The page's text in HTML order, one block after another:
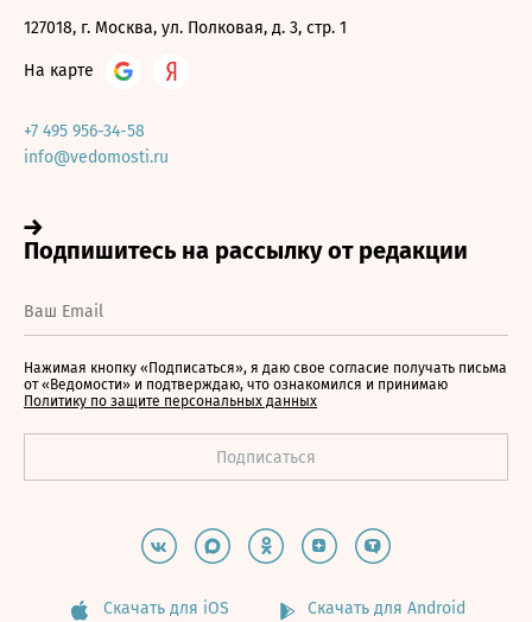
127018, г. Москва, ул. Полковая, д. 3, стр. 1
На карте
+7 495 956-34-58
info@vedomosti.ru
Нажимая кнопку «Подписаться», я даю свое согласие получать письма
от «Ведомости» и подтверждаю, что ознакомился и принимаю
Политику по защите персональных данных
Скачать для iOS Скачать для Android